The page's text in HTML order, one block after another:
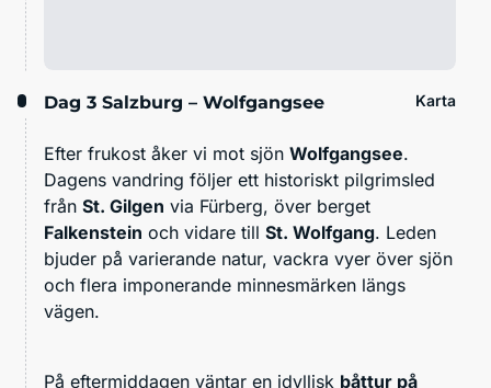
Dag 3 Salzburg – Wolfgangsee Karta
Efter frukost åker vi mot sjön Wolfgangsee.
Dagens vandring följer ett historiskt pilgrimsled
från St. Gilgen via Fürberg, över berget
Falkenstein och vidare till St. Wolfgang. Leden
bjuder på varierande natur, vackra vyer över sjön
och flera imponerande minnesmärken längs
vägen.
På eftermiddagen väntar en idyllisk båttur på